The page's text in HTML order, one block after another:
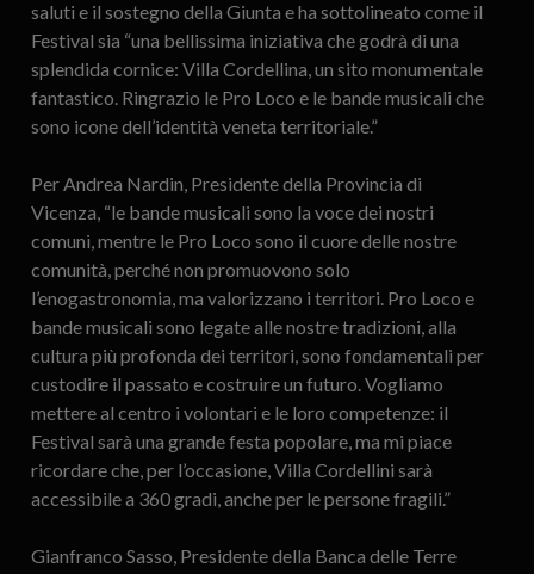
saluti e il sostegno della Giunta e ha sottolineato come il
Festival sia “una bellissima iniziativa che godrà di una
splendida cornice: Villa Cordellina, un sito monumentale
fantastico. Ringrazio le Pro Loco e le bande musicali che
sono icone dell’identità veneta territoriale.”
Per Andrea Nardin, Presidente della Provincia di
Vicenza, “le bande musicali sono la voce dei nostri
comuni, mentre le Pro Loco sono il cuore delle nostre
comunità, perché non promuovono solo
l’enogastronomia, ma valorizzano i territori. Pro Loco e
bande musicali sono legate alle nostre tradizioni, alla
cultura più profonda dei territori, sono fondamentali per
custodire il passato e costruire un futuro. Vogliamo
mettere al centro i volontari e le loro competenze: il
Festival sarà una grande festa popolare, ma mi piace
ricordare che, per l’occasione, Villa Cordellini sarà
accessibile a 360 gradi, anche per le persone fragili.”
Gianfranco Sasso, Presidente della Banca delle Terre